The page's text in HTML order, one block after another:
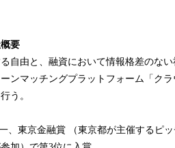
要
自由と、融資において情報格差のな
ンマッチングプラットフォーム「ク
う。
、東京金融賞 （東京都が主催するピ